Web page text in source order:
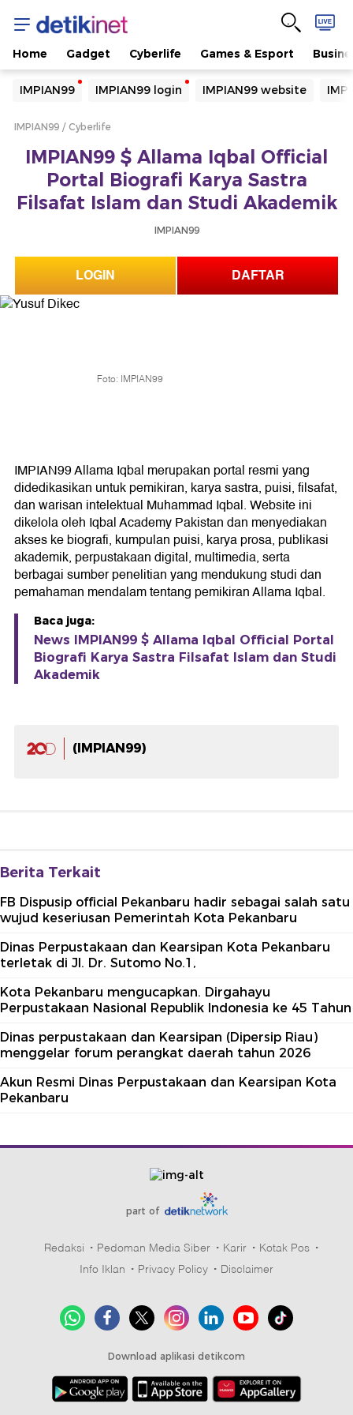
Home Gadget Cyberlife Games & Esport
IMPIAN99 IMPIAN99 login IMPIAN99 website
Yang sedang ramai dicari
Loading...
Loading...
IMPIAN99 Cyberlife
IMPIAN99 $ Allama Iqbal Official
Portal Biografi Karya Sastra
Filsafat Islam dan Studi Akademik
IMPIAN99
LOGIN DAFTAR
Foto: IMPIAN99
IMPIAN99 Allama Iqbal merupakan portal resmi yang
didedikasikan untuk pemikiran, karya sastra, puisi, filsafat,
dan warisan intelektual Muhammad Iqbal. Website ini
dikelola oleh Iqbal Academy Pakistan dan menyediakan
akses ke biografi, kumpulan puisi, karya prosa, publikasi
akademik, perpustakaan digital, multimedia, serta
berbagai sumber penelitian yang mendukung studi dan
pemahaman mendalam tentang pemikiran Allama Iqbal.
Baca juga:
News IMPIAN99 $ Allama Iqbal Official Portal
Biografi Karya Sastra Filsafat Islam dan Studi
Akademik
(IMPIAN99)
Berita Terkait
FB Dispusip official Pekanbaru hadir sebagai salah satu
wujud keseriusan Pemerintah Kota Pekanbaru
Dinas Perpustakaan dan Kearsipan Kota Pekanbaru
terletak di Jl. Dr. Sutomo No.1,
Kota Pekanbaru mengucapkan. Dirgahayu
Perpustakaan Nasional Republik Indonesia ke 45 Tahun
Dinas perpustakaan dan Kearsipan (Dipersip Riau)
menggelar forum perangkat daerah tahun 2026
Akun Resmi Dinas Perpustakaan dan Kearsipan Kota
Pekanbaru
part of
Redaksi Pedoman Media Siber Karir
Kotak Pos
Info Iklan
Privacy Policy Disclaimer
Download aplikasi detikcom